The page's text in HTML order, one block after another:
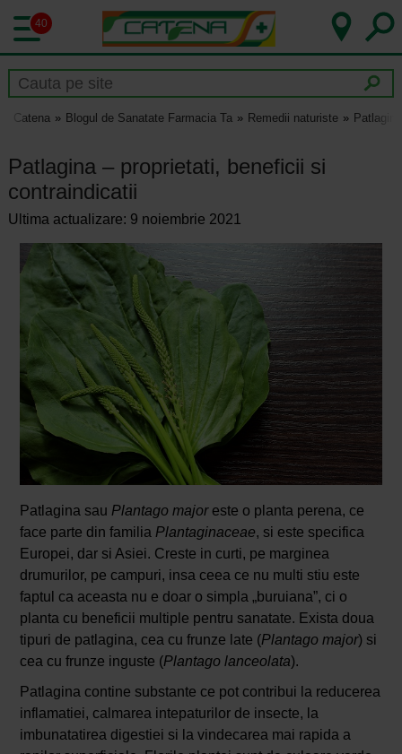
40
Catena Blogul de Sanatate Farmacia Ta Remedii naturiste
Patlagina – proprietati, beneficii si
contraindicatii
Ultima actualizare: 9 noiembrie 2021
Patlagina sau Plantago majoreste o planta perena, ce
face parte din familia Plantaginaceae, si este specifica
Europei, dar si Asiei. Creste in curti, pe marginea
drumurilor, pe campuri, insa ceea ce nu multi stiu este
faptul ca aceasta nu e doar o simpla „buruiana”, ci o
planta cu beneficii multiple pentru sanatate. Exista doua
tipuri de patlagina, cea cu frunze late (Plantago major) si
cea cu frunze inguste (Plantago lanceolata).
Patlagina contine substante ce pot contribui la reducerea
inflamatiei, calmarea intepaturilor de insecte, la
imbunatatirea digestiei si la vindecarea mai rapida a